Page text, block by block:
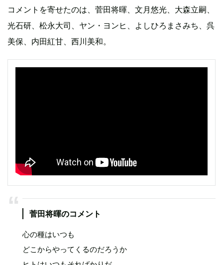
コメントを寄せたのは、菅田将暉、文月悠光、大森立嗣、
光石研、松永大司、ヤン・ヨンヒ、よしひろまさみち、呉
美保、内田紅甘、西川美和。
菅田将暉のコメント
心の種はいつも
どこからやってくるのだろうか